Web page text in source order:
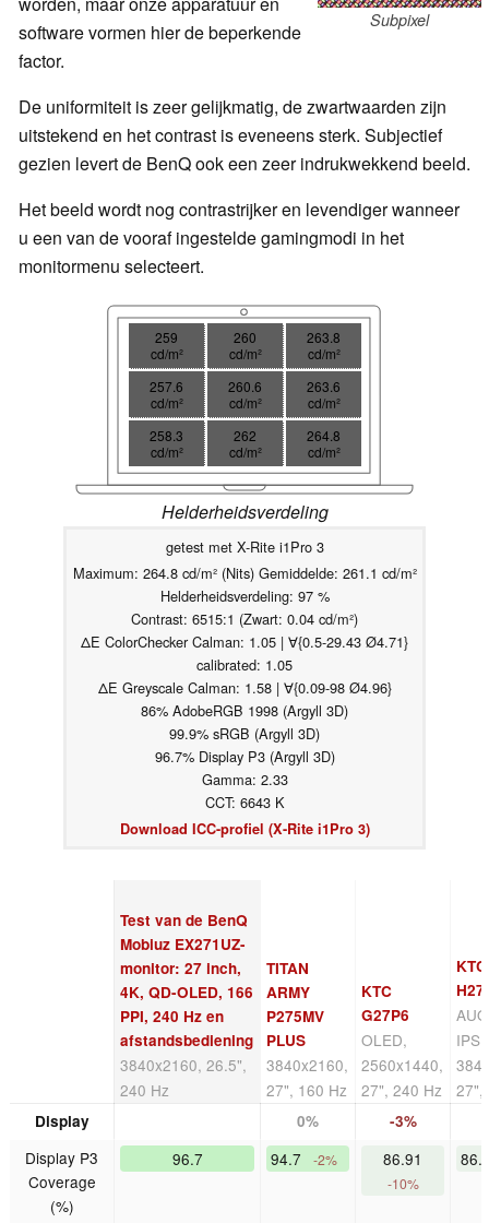
Subpixel
software vormen hier de beperkende
factor.
De uniformiteit is zeer gelijkmatig, de zwartwaarden zijn
uitstekend en het contrast is eveneens sterk. Subjectief
gezien levert de BenQ ook een zeer indrukwekkend beeld.
Het beeld wordt nog contrastrijker en levendiger wanneer
u een van de vooraf ingestelde gamingmodi in het
monitormenu selecteert.
259
cd/m²
260
cd/m²
263.8
cd/m²
257.6
cd/m²
260.6
cd/m²
263.6
cd/m²
258.3
cd/m²
262
cd/m²
264.8
cd/m²
Helderheidsverdeling
getest met X-Rite i1Pro 3
Maximum: 264.8 cd/m² (Nits) Gemiddelde: 261.1 cd/m²
Helderheidsverdeling: 97 %
Contrast: 6515:1 (Zwart: 0.04 cd/m²)
ΔE ColorChecker Calman: 1.05 | ∀{0.5-29.43 Ø4.71}
calibrated: 1.05
ΔE Greyscale Calman: 1.58 | ∀{0.09-98 Ø4.96}
86% AdobeRGB 1998 (Argyll 3D)
99.9% sRGB (Argyll 3D)
96.7% Display P3 (Argyll 3D)
Gamma: 2.33
CCT: 6643 K
Download ICC-profiel (X-Rite i1Pro 3)
Test van de BenQ
Mobiuz EX271UZ-
monitor: 27 inch,
4K, QD-OLED, 166
PPI, 240 Hz en
afstandsbediening
3840x2160, 26.5",
240 Hz
TITAN
ARMY
P275MV
PLUS
3840x2160,
27", 160 Hz
KTC
G27P6
OLED,
2560x1440,
27", 240 Hz
KTC
IPS,
27",
Display 0% -3%
Display P3
Coverage
(%)
96.7 94.7 -2% 86.91
-10%